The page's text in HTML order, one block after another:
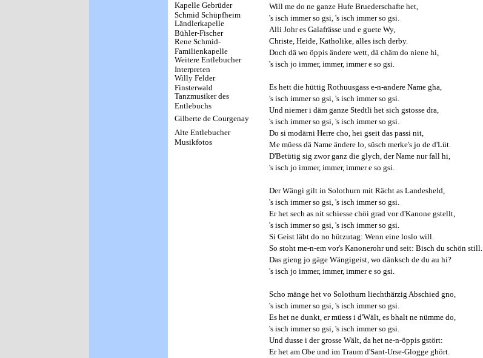
Kapelle Gebrüder
Schmid Schüpfheim
Ländlerkapelle
Bühler-Fischer
Wolhusen
Rene Schmid-
Familienkapelle
Schmid
Weitere Entlebucher
Interpreten
Willy Felder
Finsterwald
Tanzmusiker des
Entlebuchs
Gilberte de Courgenay
Alte Entlebucher
Musikfotos
Will me do ne ganze Hufe Bruederschafte het,
's isch immer so gsi, 's isch immer so gsi.
Alli Johr es Galafrässe und e guete Wy,
Christe, Heide, Katholike, alles isch derby.
Doch dä wo öppis ändere wett, dä chäm do niene hi,
's isch jo immer, immer, immer e so gsi.
Es hett die hüttig Rothuusgass e-n-andere Name gha,
's isch immer so gsi, 's isch immer so gsi.
Und niemer i däm ganze Stedtli het sich gstosse dra,
's isch immer so gsi, 's isch immer so gsi.
Do si modärni Herre cho, hei gseit das passi nit,
Me müess dä Name ändere lo, süsch merke's jo de d'Lüt.
D'Betütig sig zwor ganz die glych, der Name nur fall hi,
's isch jo immer, immer, immer e so gsi.
Der Wängi gilt in Solothurn mit Rächt as Landesheld,
's isch immer so gsi, 's isch immer so gsi.
Er het sech as nit schiesse chöi grad vor d'Kanone gstellt,
's isch immer so gsi, 's isch immer so gsi.
Si Geist läbt do no hützutag: Wenn eine loslo will.
So stoht me-n-em vor's Kanonerohr und seit: Bisch du schön still.
Das gieng jo gäge Wängigeist, wo dänksch de du au hi?
's isch jo immer, immer, immer e so gsi.
Scho mänge het vo Solothurn liechthärzig Abschied gno,
's isch immer so gsi, 's isch immer so gsi.
Es het ne dunkt, er müess i d'Wält, es bhalt ne nümme do,
's isch immer so gsi, 's isch immer so gsi.
Und dusse i der grosse Wält, da het ne-n-öppis gstört:
Er het am Obe und im Traum d'Sant-Urse-Glogge ghört.